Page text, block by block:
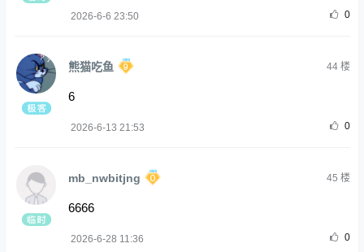
2026-6-6 23:50 0
熊猫吃鱼 44楼
6
2026-6-13 21:53 0
mb_nwbitjng 45 楼
6666
2026-6-28 11:36 0